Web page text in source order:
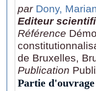
par Dony,
Editeur
Référence
de Bruxelles,
Publication
Partie